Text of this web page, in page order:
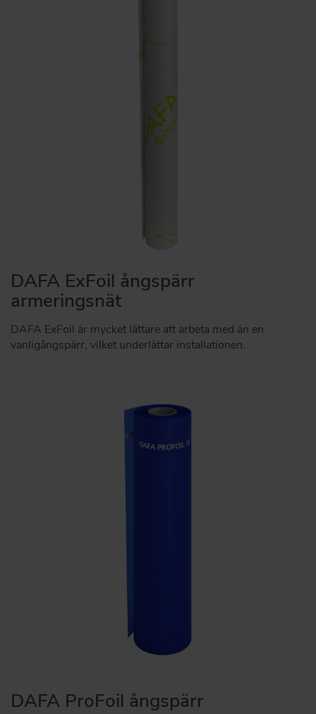
DAFA ExFoil ångspärr
armeringsnät
DAFA ExFoil är mycket lättare att arbeta med än en
vanligångspärr, vilket underlättar installationen.
DAFA ProFoil ångspärr